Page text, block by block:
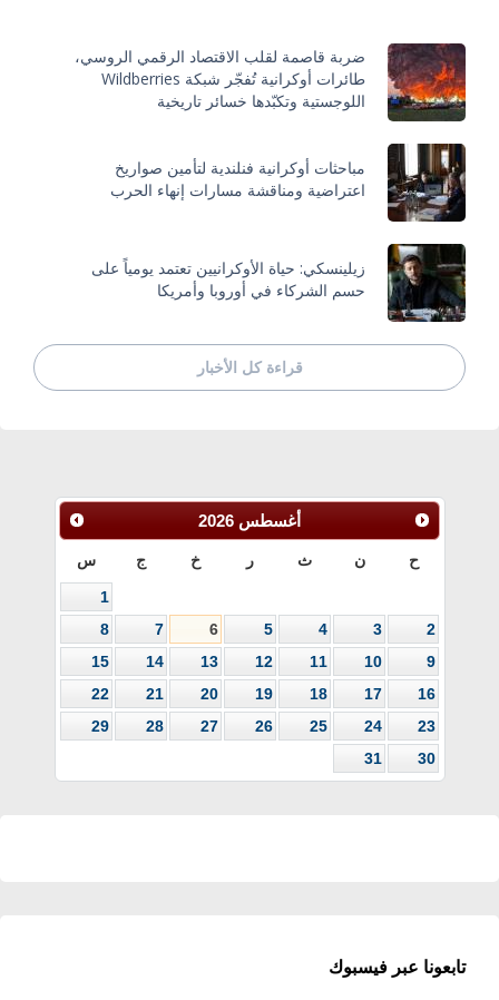
ضربة قاصمة لقلب الاقتصاد الرقمي الروسي،
طائرات أوكرانية تُفجّر شبكة Wildberries
اللوجستية وتكبّدها خسائر تاريخية
مباحثات أوكرانية فنلندية لتأمين صواريخ
اعتراضية ومناقشة مسارات إنهاء الحرب
زيلينسكي: حياة الأوكرانيين تعتمد يومياً على
حسم الشركاء في أوروبا وأمريكا
قراءة كل الأخبار
أغسطس 2026
ح ن ث ر خ ج س
1
2
3
4
5
6
7
8
9
10
11
12
13
14
15
16
17
18
19
20
21
22
23
24
25
26
27
28
29
30
31
تابعونا عبر فيسبوك